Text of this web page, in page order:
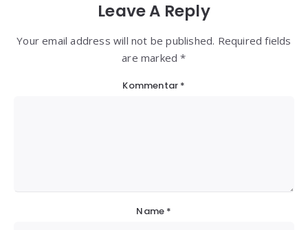
Leave A Reply
Your email address will not be published. Required fields
are marked *
Kommentar *
Name *